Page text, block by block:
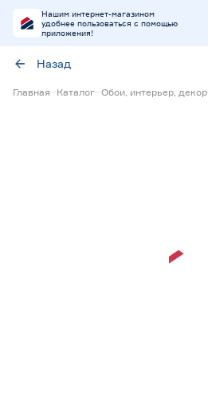
Нашим интернет-магазином
удобнее пользоваться с помощью
приложения!
Назад
Главная Каталог Обои, интерьер, декор